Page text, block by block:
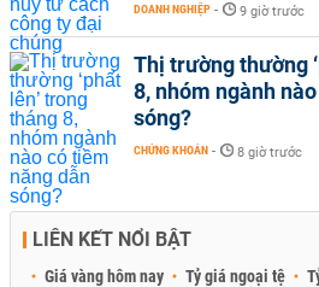
DOANH NGHIỆP - 9 giờ trước
Thị trường thường
8, nhóm ngành
sóng?
CHỨNG KHOÁN - 8 giờ trước
LIÊN KẾT NỔI BẬT
Giá vàng hôm nay Tỷ giá ngoại tệ